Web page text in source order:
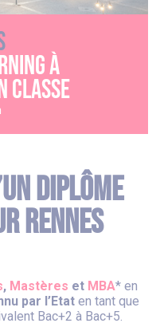
à
classe
diplôme
Rennes
, Mastères et MBA* en
par l’Etat en tant que
Bac+2 à Bac+5.